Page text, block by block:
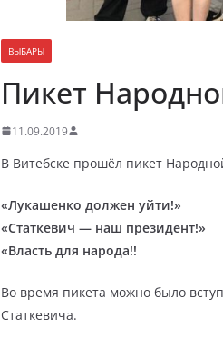
ВЫБАРЫ
Пикет
11.09.2019
В Витебске прошёл пикет
«Лукашенко должен уйти!»
«Статкевич — наш президент!»
«Власть для народа!!
Во время пикета можно было
Статкевича.